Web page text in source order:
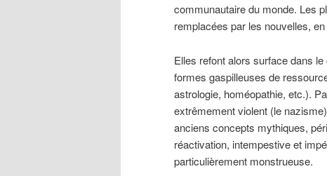
communautaire du monde. Les
remplacées par les nouvelles,
Elles refont alors surface dans
formes gaspilleuses de
astrologie, homéopathie, etc.).
extrêmement violent (le
anciens concepts mythiques,
réactivation, intempestive et
particulièrement monstrueuse.